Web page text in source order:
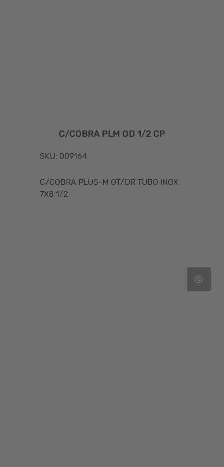
C/COBRA PLM OD 1/2 CP
SKU: 009164
C/COBRA PLUS-M OT/DR TUBO INOX
7X8 1/2